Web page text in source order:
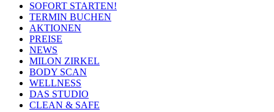
SOFORT STARTEN!
TERMIN BUCHEN
AKTIONEN
PREISE
NEWS
MILON ZIRKEL
BODY SCAN
WELLNESS
DAS STUDIO
CLEAN & SAFE